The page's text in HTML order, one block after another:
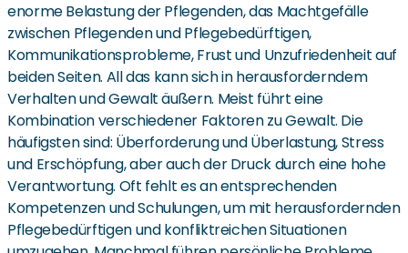
enorme Belastung der Pflegenden, das Machtgefälle
zwischen Pflegenden und Pflegebedürftigen,
Kommunikationsprobleme, Frust und Unzufriedenheit auf
beiden Seiten. All das kann sich in herausforderndem
Verhalten und Gewalt äußern. Meist führt eine
Kombination verschiedener Faktoren zu Gewalt. Die
häufigsten sind: Überforderung und Überlastung, Stress
und Erschöpfung, aber auch der Druck durch eine hohe
Verantwortung. Oft fehlt es an entsprechenden
Kompetenzen und Schulungen, um mit herausfordernden
Pflegebedürftigen und konfliktreichen Situationen